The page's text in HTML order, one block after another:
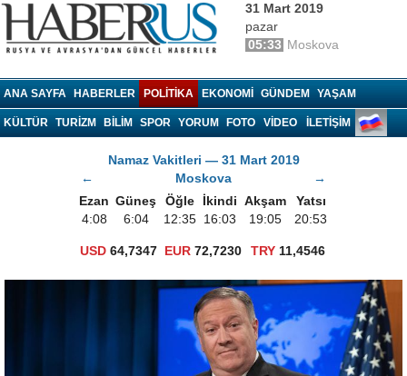
31 Mart 2019
pazar
05:33 Moskova
ANA SAYFA HABERLER POLITIKA EKONOMI GÜNDEM YAŞAM
KÜLTÜR TURIZM BILIM SPOR YORUM FOTO VIDEO İLETİŞİM
Namaz Vakitleri — 31 Mart 2019
←
Moskova
→
Ezan Güneş Öğle İkindi Akşam
Yatsı
4:08
6:04 12:35 16:03 19:05 20:53
USD 64,7347 EUR 72,7230 TRY 11,4546